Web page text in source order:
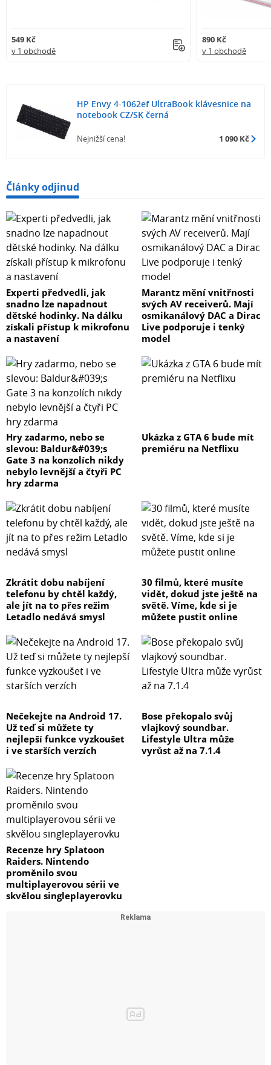
549 Kč
v 1 obchodě
890 Kč
v 1 obchodě
HP Envy 4-1062ef UltraBook klávesnice na
notebook CZ/SK černá
Nejnižší cena! 1 090 Kč
Články odjinud
Experti předvedli, jak
snadno lze napadnout
dětské hodinky. Na dálku
získali přístup k mikrofonu
a nastavení
Marantz mění vnitřnosti
svých AV receiverů. Mají
osmikanálový DAC a Dirac
Live podporuje i tenký
model
Hry zadarmo, nebo se
slevou: Baldur&#039;s
Gate 3 na konzolích nikdy
nebylo levnější a čtyři PC
hry zdarma
Ukázka z GTA 6 bude mít
premiéru na Netflixu
Zkrátit dobu nabíjení
telefonu by chtěl každý,
ale jít na to přes režim
Letadlo nedává smysl
30 filmů, které musíte
vidět, dokud jste ještě na
světě. Víme, kde si je
můžete pustit online
Nečekejte na Android 17.
Už teď si můžete ty
nejlepší funkce vyzkoušet
i ve starších verzích
Bose překopalo svůj
vlajkový soundbar.
Lifestyle Ultra může
vyrůst až na 7.1.4
Recenze hry Splatoon
Raiders. Nintendo
proměnilo svou
multiplayerovou sérii ve
skvělou singleplayerovku